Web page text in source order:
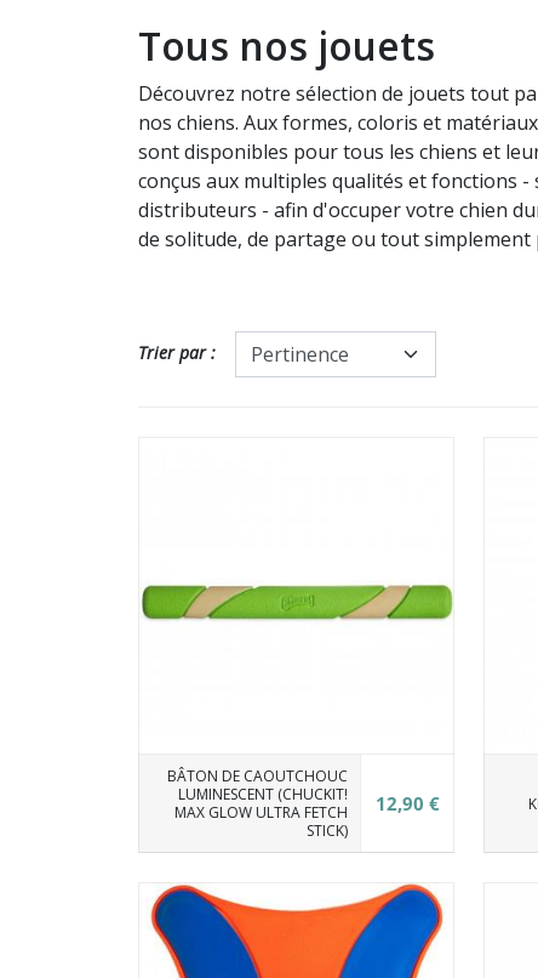
Tous nos jouets
Découvrez notre sélection de jouets tout
nos chiens. Aux formes, coloris et
sont disponibles pour tous les chiens et
conçus aux multiples qualités et fonctions
distributeurs - afin d'occuper votre chien
de solitude, de partage ou tout simplement
Trier par :
BÂTON DE CAOUTCHOUC
LUMINESCENT (CHUCKIT!
MAX GLOW ULTRA FETCH
STICK)
12,90 €